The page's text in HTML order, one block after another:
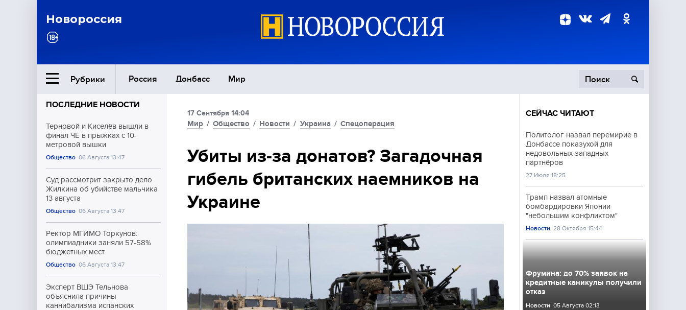
Новороссия
Рубрики Россия Донбасс Мир
Ближний Восток Политика
Общество
Экономика
Происшествия
Культура
Спорт
ПОСЛЕДНИЕ НОВОСТИ
Терновой и Киселёв вышли в
финал ЧЕ в прыжках с 10-
метровой вышки
Общество 06 Августа 13:47
Суд рассмотрит закрыто дело
Жилкина об убийстве мальчика
13 августа
Общество 06 Августа 13:47
Ректор МГИМО Торкунов:
олимпиадники заняли 57-58%
бюджетных мест
Общество 06 Августа 13:47
Эксперт ВШЭ Тельнова
объяснила причины
каннибализма испанских
17 Сентября 14:04
Мир / Общество / Новости / Украина / Спецоперация
Убиты из-за донатов? Загадочная
гибель британских наемников на
Украине
СЕЙЧАС ЧИТАЮТ
Политолог назвал перемирие в
Донбассе показухой для
недовольных западных
партнёров
27 Июля 18:25
Трамп назвал атомные
бомбардировки Японии
"небольшим конфликтом"
Новости 28 Октября 15:44
Фрумина: до 70% заявок на
кредитные каникулы получили
отказ
Новости 05 Августа 02:13